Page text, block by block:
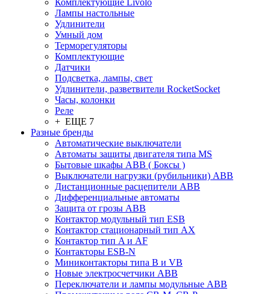
Комплектующие Livolo
Лампы настольные
Удлинители
Умный дом
Терморегуляторы
Комплектующие
Датчики
Подсветка, лампы, свет
Удлинители, разветвители RocketSocket
Часы, колонки
Реле
+ ЕЩЕ 7
Разные бренды
Автоматические выключатели
Автоматы защиты двигателя типа MS
Бытовые шкафы ABB ( Боксы )
Выключатели нагрузки (рубильники) ABB
Дистанционные расцепители ABB
Дифференциальные автоматы
Защита от грозы ABB
Контактор модульный тип ESB
Контактор стационарный тип AX
Контактор тип A и AF
Контакторы ESB-N
Миниконтакторы типа B и VB
Новые электросчетчики ABB
Переключатели и лампы модульные ABB